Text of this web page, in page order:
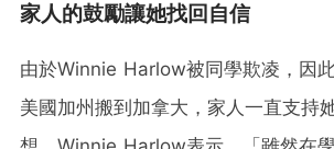
家人的鼓勵讓她找回自信
由於Winnie Harlow被同學欺凌，因
美國加州搬到加拿大，家人一直支持